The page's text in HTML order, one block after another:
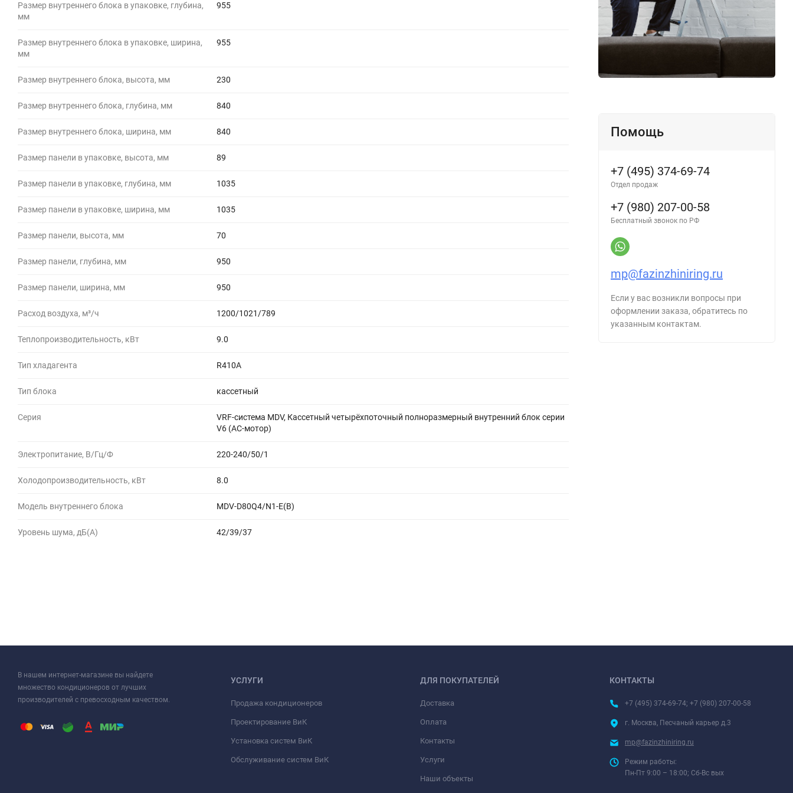
Размер внутреннего блока в упаковке, глубина,
мм
955
Размер внутреннего блока в упаковке, ширина,
мм
955
Размер внутреннего блока, высота, мм 230
Размер внутреннего блока, глубина, мм 840
Размер внутреннего блока, ширина, мм 840
Размер панели в упаковке, высота, мм 89
Размер панели в упаковке, глубина, мм 1035
Размер панели в упаковке, ширина, мм 1035
Размер панели, высота, мм 70
Размер панели, глубина, мм 950
Размер панели, ширина, мм 950
Расход воздуха, м³/ч 1200/1021/789
Теплопроизводительность, кВт 9.0
Тип хладагента R410A
Тип блока кассетный
Серия
VRF-система MDV, Кассетный четырёхпоточный полноразмерный внутренний блок серии
V6 (AC-мотор)
Электропитание, В/Гц/Ф 220-240/50/1
Холодопроизводительность, кВт 8.0
Модель внутреннего блока MDV-D80Q4/N1-E(B)
Уровень шума, дБ(A) 42/39/37
Помощь
+7 (495) 374-69-74
Отдел продаж
+7 (980) 207-00-58
Бесплатный звонок по РФ
mp@fazinzhiniring.ru
Если у вас возникли вопросы при
оформлении заказа, обратитесь по
указанным контактам.
В нашем интернет-магазине вы найдете
множество кондиционеров от лучших
производителей с превосходным качеством.
УСЛУГИ
Продажа кондиционеров
Проектирование ВиК
Установка систем ВиК
Обслуживание систем ВиК
ДЛЯ ПОКУПАТЕЛЕЙ
Доставка
Оплата
Контакты
Услуги
Наши объекты
КОНТАКТЫ
+7 (495) 374-69-74; +7 (980) 207-00-58
г. Москва, Песчаный карьер д.3
mp@fazinzhiniring.ru
Режим работы:
Пн-Пт 9:00 – 18:00; Сб-Вс вых